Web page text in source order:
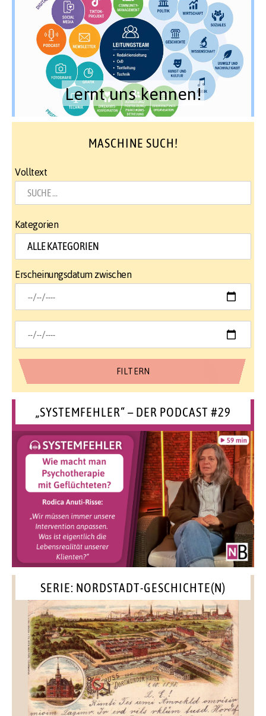
Lernt uns kennen!
MASCHINE SUCH!
Volltext
Kategorien
Erscheinungsdatum zwischen
„SYSTEMFEHLER“ – DER PODCAST #29
SERIE: NORDSTADT-GESCHICHTE(N)